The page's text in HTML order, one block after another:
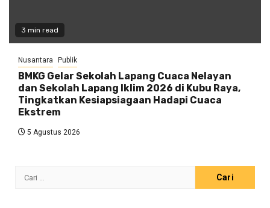
3 min read
Nusantara Publik
BMKG Gelar Sekolah Lapang Cuaca Nelayan
dan Sekolah Lapang Iklim 2026 di Kubu Raya,
Tingkatkan Kesiapsiagaan Hadapi Cuaca
Ekstrem
5 Agustus 2026
Cari